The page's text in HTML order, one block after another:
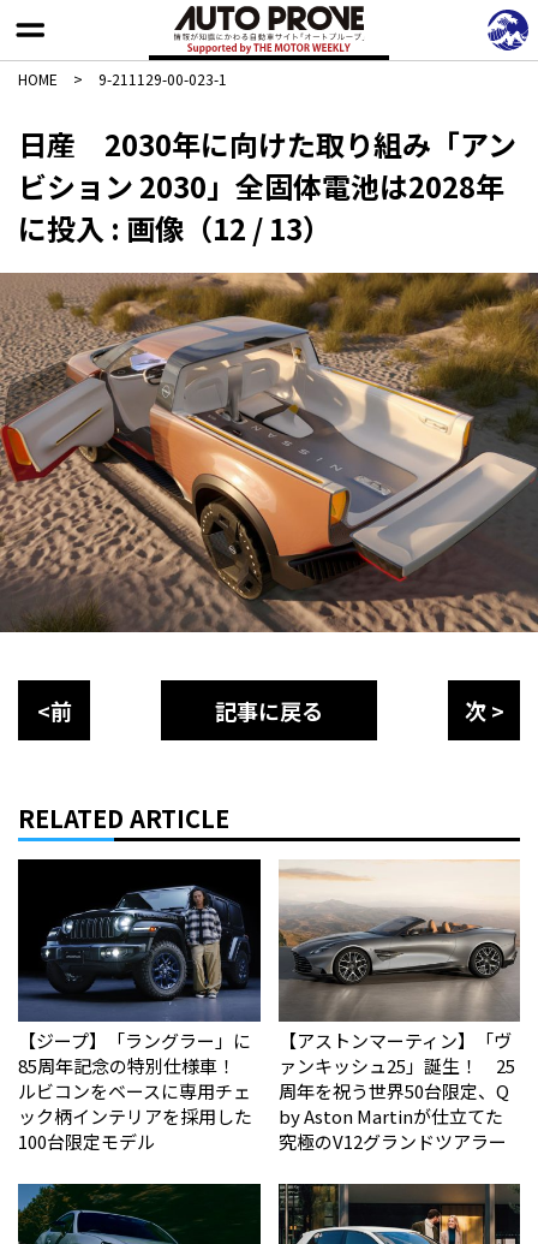
HOME > 9-211129-00-023-1
日産 2030年に向けた取り組み「アン
ビション 2030」全固体電池は2028年
に投入 : 画像（12 / 13）
<前 記事に戻る 次 >
RELATED ARTICLE
【ジープ】「ラングラー」に
85周年記念の特別仕様車！
ルビコンをベースに専用チェ
ック柄インテリアを採用した
100台限定モデル
【アストンマーティン】「ヴ
ァンキッシュ25」誕生！ 25
周年を祝う世界50台限定、Q
by Aston Martinが仕立てた
究極のV12グランドツアラー